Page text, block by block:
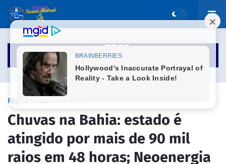
Página inicial
Chuvas na Bahia: estado é
atingido por mais de 90 mil
raios em 48 horas; Neoenergia